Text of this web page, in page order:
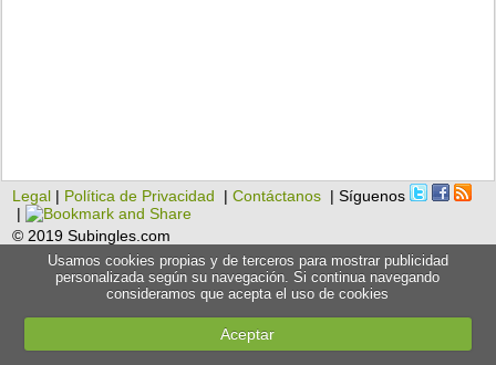
Legal | Política de Privacidad |Contáctanos | Síguenos
|
© 2019 Subingles.com
Usamos cookies propias y de terceros para mostrar publicidad
personalizada según su navegación. Si continua navegando
consideramos que acepta el uso de cookies
Aceptar